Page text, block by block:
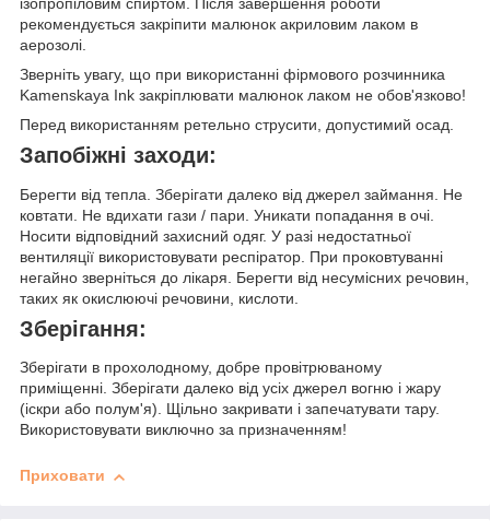
рекомендується закріпити малюнок акриловим лаком в
аерозолі.
Зверніть увагу, що при використанні фірмового розчинника
Kamenskaya Ink закріплювати малюнок лаком не обов'язково!
Перед використанням ретельно струсити, допустимий осад.
Запобіжні заходи:
Берегти від тепла. Зберігати далеко від джерел займання. Не
ковтати. Не вдихати гази / пари. Уникати попадання в очі.
Носити відповідний захисний одяг. У разі недостатньої
вентиляції використовувати респіратор. При проковтуванні
негайно зверніться до лікаря. Берегти від несумісних речовин,
таких як окислюючі речовини, кислоти.
Зберігання:
Зберігати в прохолодному, добре провітрюваному
приміщенні. Зберігати далеко від усіх джерел вогню і жару
(іскри або полум'я). Щільно закривати і запечатувати тару.
Використовувати виключно за призначенням!
Приховати